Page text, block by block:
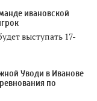
ивановской
выступать 17-
Уводи в Иванове
по